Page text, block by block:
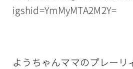
igshid=YmMyMTA2M2Y=
ようちゃんママのプレーリ